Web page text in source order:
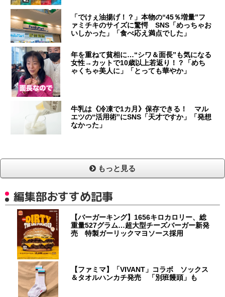
「でけぇ油揚げ！？」本物の“45％増量”フ
ァミチキのサイズに驚愕 SNS「めっちゃお
いしかった」「食べ応え満点でした」
年を重ねて貧相に…“シワ＆面長”も気になる
女性→カットで10歳以上若返り！？「めち
ゃくちゃ美人に」「とっても華やか」
牛乳は《冷凍で1カ月》保存できる！ マル
エツの“活用術”にSNS「天才ですか」「発想
なかった」
もっと見る
編集部おすすめ記事
【バーガーキング】1656キロカロリー、総
重量527グラム…超大型チーズバーガー新発
売 特製ガーリックマヨソース採用
【ファミマ】「VIVANT」コラボ ソックス
＆タオルハンカチ発売 「別班饅頭」も